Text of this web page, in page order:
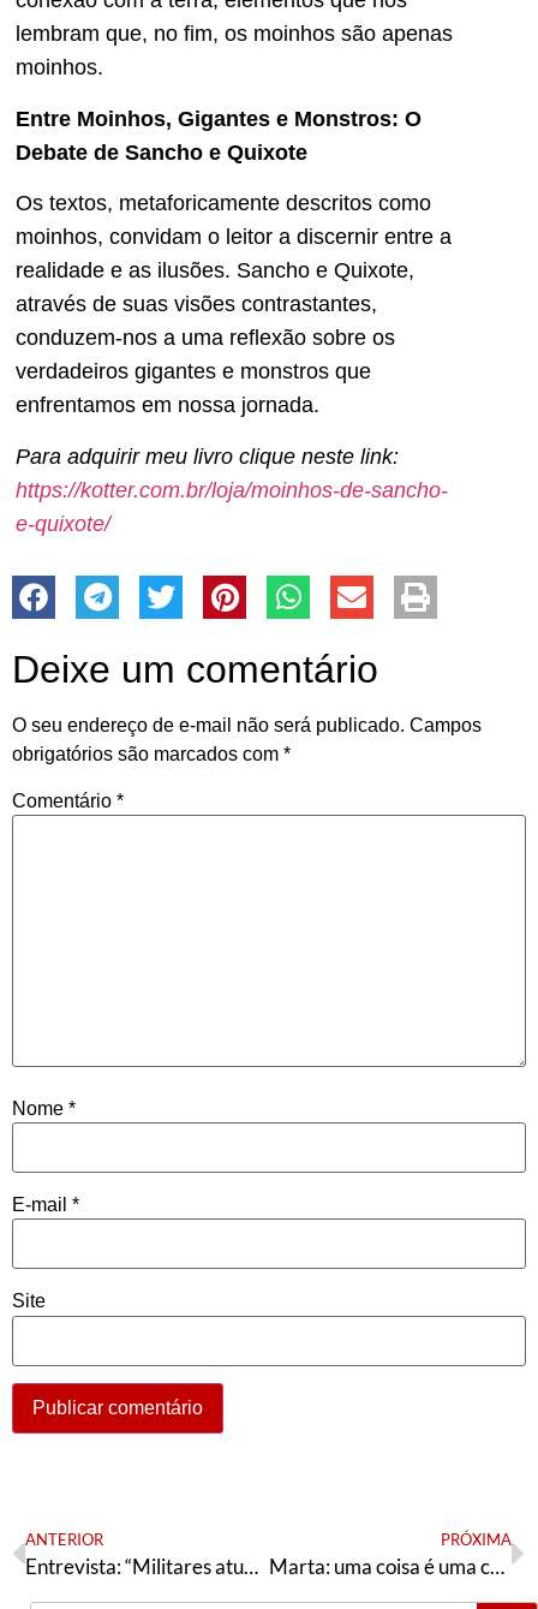
lembram que, no fim, os moinhos são apenas
moinhos.
Entre Moinhos, Gigantes e Monstros: O
Debate de Sancho e Quixote
Os textos, metaforicamente descritos como
moinhos, convidam o leitor a discernir entre a
realidade e as ilusões. Sancho e Quixote,
através de suas visões contrastantes,
conduzem-nos a uma reflexão sobre os
verdadeiros gigantes e monstros que
enfrentamos em nossa jornada.
Para adquirir meu livro clique neste link:
https://kotter.com.br/loja/moinhos-de-sancho-
e-quixote/
Deixe um comentário
O seu endereço de e-mail não será publicado. Campos
obrigatórios são marcados com *
Comentário *
Nome *
E-mail *
Site
ANTERIOR
Entrevista: “Militares atuaram em 8 de janeiro por omissão e também por ação”, diz historiador
PRÓXIMA
Marta: uma coisa é uma coisa, outra coisa é outra coisa